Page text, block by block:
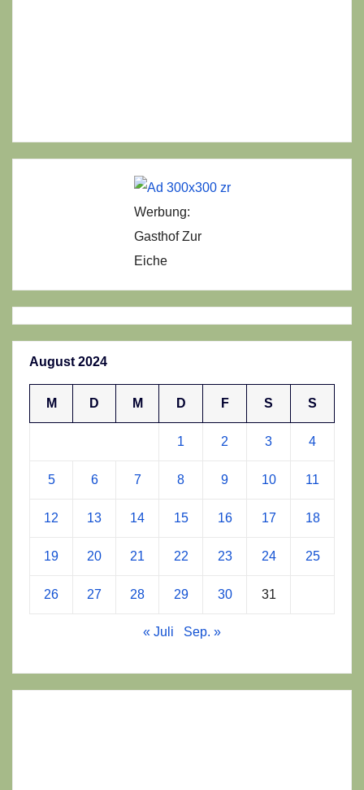
Werbung:
Gasthof Zur
Eiche
August 2024
M D M D F S S
1 2 3 4
5 6 7 8 9 10 11
12 13 14 15 16 17 18
19 20 21 22 23 24 25
26 27 28 29 30 31
« Juli Sep. »